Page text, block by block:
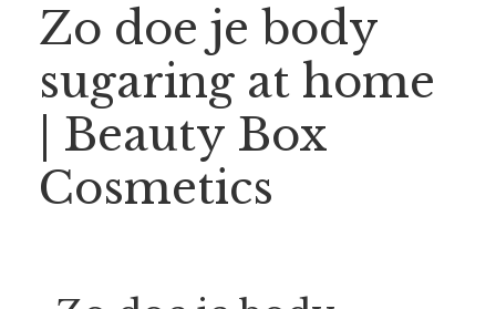
Zo doe je body
sugaring at home
| Beauty Box
Cosmetics